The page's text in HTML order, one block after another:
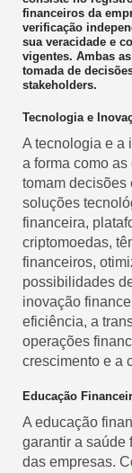
financeiros da
verificação
sua veracidade e
vigentes. Ambas
tomada de
stakeholders.
Tecnologia e
A tecnologia e a
a forma como
tomam decisões
soluções
financeira,
criptomoedas,
financeiros,
possibilidades
inovação
eficiência, a
operações
crescimento e a
Educação
A educação
garantir a saúde
das empresas.